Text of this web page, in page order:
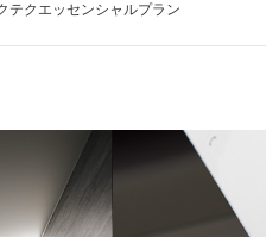
テクエッセンシャルプラン